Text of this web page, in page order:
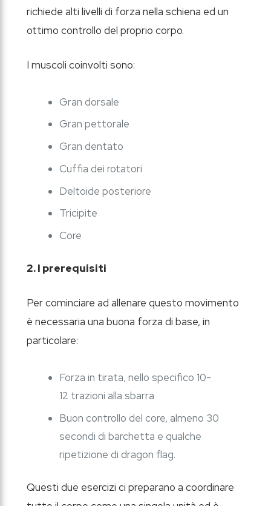
richiede alti livelli di forza nella schiena ed un
ottimo controllo del proprio corpo.
I muscoli coinvolti sono:
Gran dorsale
Gran pettorale
Gran dentato
Cuffia dei rotatori
Deltoide posteriore
Tricipite
Core
2. I prerequisiti
Per cominciare ad allenare questo movimento
è necessaria una buona forza di base, in
particolare:
Forza in tirata, nello specifico 10-
12 trazioni alla sbarra
Buon controllo del core, almeno 30
secondi di barchetta e qualche
ripetizione di dragon flag.
Questi due esercizi ci preparano a coordinare